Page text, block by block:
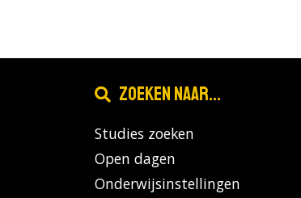
Zoeken naar...
Studies zoeken
Open dagen
Onderwijsinstellingen